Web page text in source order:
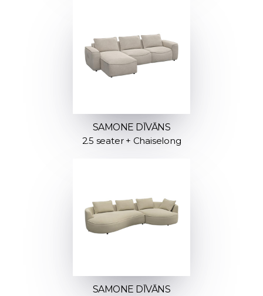
SAMONE DĪVĀNS
2.5 seater + Chaiselong
SAMONE DĪVĀNS